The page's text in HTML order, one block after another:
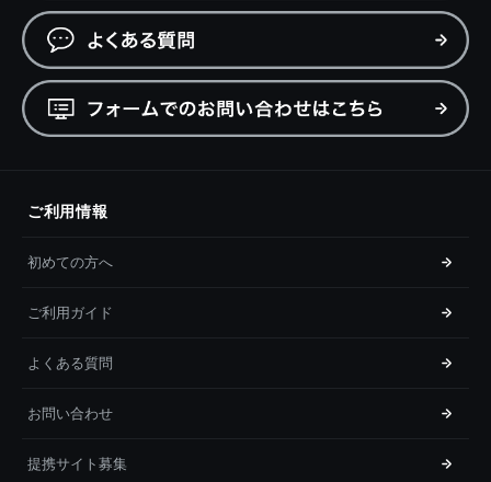
ご利用情報
初めての方へ
ご利用ガイド
よくある質問
お問い合わせ
提携サイト募集